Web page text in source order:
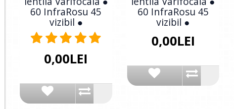
60 InfraRosu 45
vizibil ●
0,00LEI
60 InfraRosu 45
vizibil ●
0,00LEI